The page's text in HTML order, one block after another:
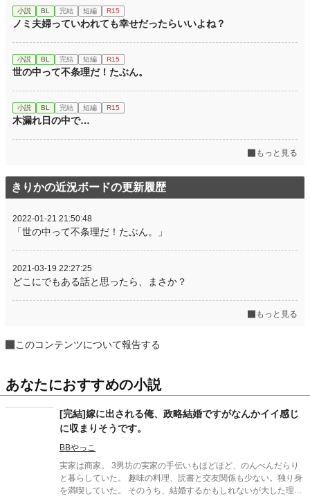
小説 BL 完結 短編 R15
ノミ夫婦っていわれても幸せだったらいいよね？
小説 BL 完結 短編 R15
世の中って不条理だ！たぶん。
小説 BL 完結 短編 R15
木漏れ日の中で…
もっと見る
きりかの近況ボードの更新履歴
2022-01-21 21:50:48
「世の中って不条理だ！たぶん。」
2021-03-19 22:27:25
どこにでもある話と思ったら、まさか？
もっと見る
このコンテンツについて報告する
あなたにおすすめの小説
[完結]嫁に出される俺、政略結婚ですがなんかイイ感じ
に収まりそうです。
BBやっこ
実家は商家。 3男坊の実家の手伝いもほどほど、のんべんだらり
と暮らしていた。 趣味の料理、読書と交友関係も少ない。独り身
を満喫していた。 そのうち、結婚するかもしれないが大した理由